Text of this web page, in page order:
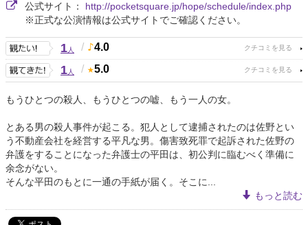
公式サイト： http://pocketsquare.jp/hope/schedule/index.php
※正式な公演情報は公式サイトでご確認ください。
1人 / 4.0
1人 / 5.0
もうひとつの殺人、もうひとつの嘘、もう一人の女。
とある男の殺人事件が起こる。犯人として逮捕されたのは佐野とい
う不動産会社を経営する平凡な男。傷害致死罪で起訴された佐野の
弁護をすることになった弁護士の平田は、初公判に臨むべく準備に
余念がない。
そんな平田のもとに一通の手紙が届く。そこに...
もっと読む